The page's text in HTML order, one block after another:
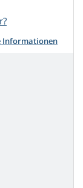
Informationen